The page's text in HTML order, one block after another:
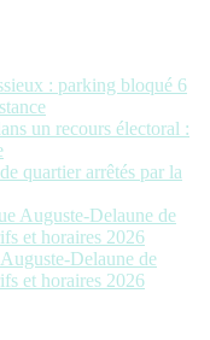
: parking bloqué 6
un recours électoral :
quartier arrêtés par la
Auguste-Delaune de
et horaires 2026
Delaune de
et horaires 2026